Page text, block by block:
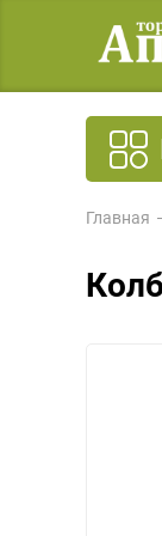
Главная